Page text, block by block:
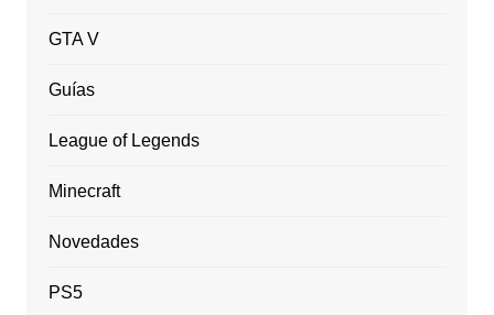
GTA V
Guías
League of Legends
Minecraft
Novedades
PS5